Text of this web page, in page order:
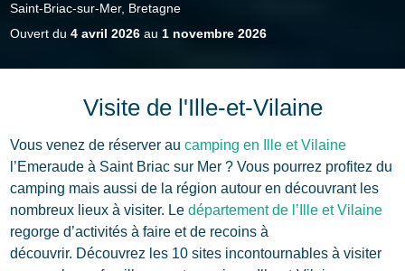
Saint-Briac-sur-Mer, Bretagne
Ouvert du 4 avril 2026au 1 novembre 2026
Visite de l'Ille-et-Vilaine
Vous venez de réserver au camping en Ille et Vilaine
l’Emeraude à Saint Briac sur Mer ? Vous pourrez profitez du
camping mais aussi de la région autour en découvrant les
nombreux lieux à visiter. Le département de l’Ille et Vilaine
regorge d’activités à faire et de recoins à
découvrir. Découvrez les 10 sites incontournables à visiter